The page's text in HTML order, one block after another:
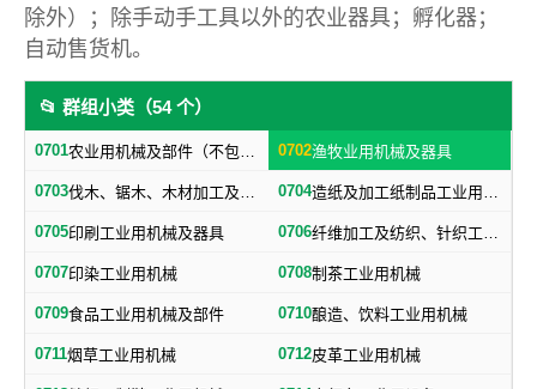
除外）；除手动手工具以外的农业器具；孵化器；
自动售货机。
📂 群组小类（54 个）
0701 农业用机械及部件（不包括小农具） 0702渔牧业用机械及器具
0703 伐木、锯木、木材加工及火柴生产用机械及器具 0704 造纸及加工纸制品工业用机械及器具
0705印刷工业用机械及器具 0706 纤维加工及纺织、针织工业用机械及部件
0707印染工业用机械 0708制茶工业用机械
0709食品工业用机械及部件 0710酿造、饮料工业用机械
0711烟草工业用机械 0712皮革工业用机械